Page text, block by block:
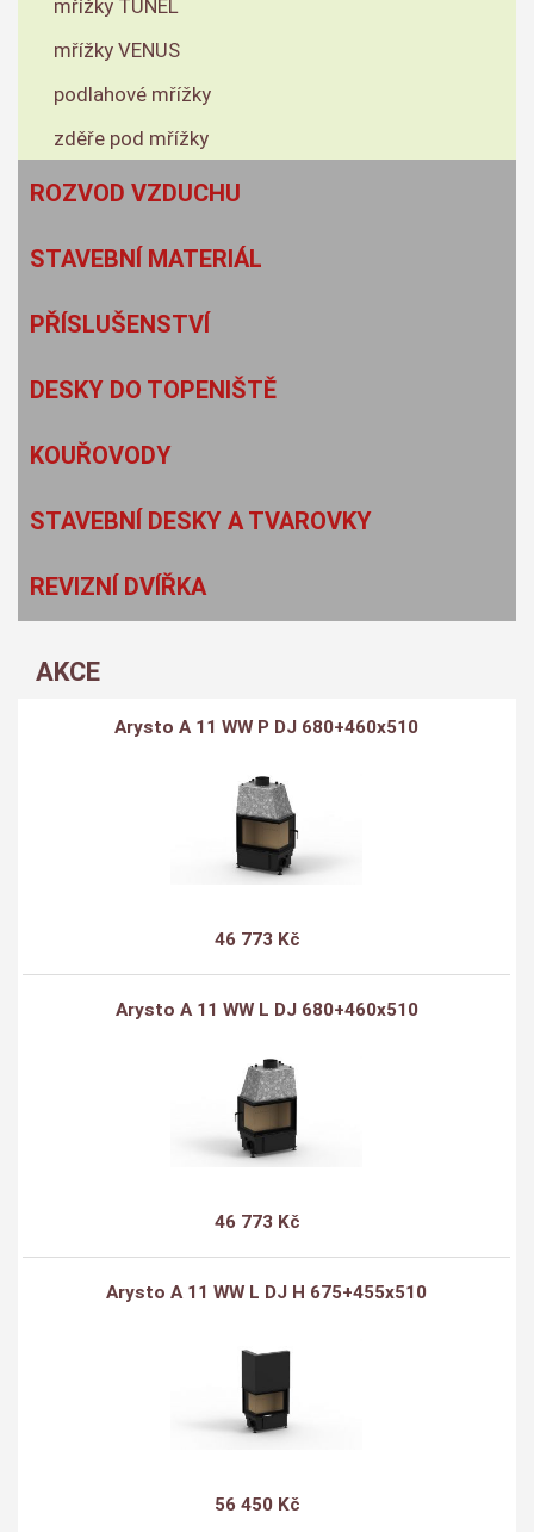
mřížky TUNEL
mřížky VENUS
podlahové mřížky
zděře pod mřížky
ROZVOD VZDUCHU
STAVEBNÍ MATERIÁL
PŘÍSLUŠENSTVÍ
DESKY DO TOPENIŠTĚ
KOUŘOVODY
STAVEBNÍ DESKY A TVAROVKY
REVIZNÍ DVÍŘKA
AKCE
Arysto A 11 WW P DJ 680+460x510
46 773 Kč
Arysto A 11 WW L DJ 680+460x510
46 773 Kč
Arysto A 11 WW L DJ H 675+455x510
56 450 Kč